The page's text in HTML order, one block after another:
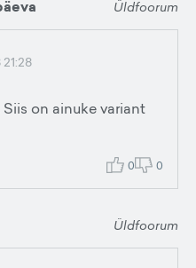
Üldfoorum
on ainuke variant
0 0
Üldfoorum